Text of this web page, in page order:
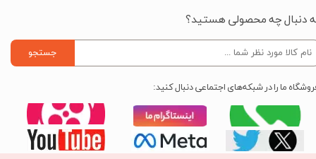
دنبال چه محصولی هستید؟
جستجو
ما را در شبکه‌های اجتماعی دنبال کنید: